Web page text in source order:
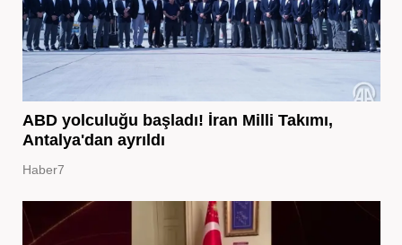
ABD yolculuğu başladı! İran Milli Takımı,
Antalya'dan ayrıldı
Haber7